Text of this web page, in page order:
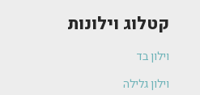
קטלוג וילונות
וילון בד
וילון גלילה